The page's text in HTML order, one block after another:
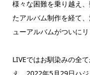
様々な困難を乗り越え
たアルバム制作を経て
ューアルバムがついにリ
LIVEではお馴染みの全